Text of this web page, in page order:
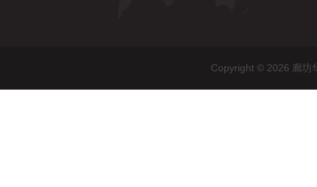
Copyright © 2026 廊